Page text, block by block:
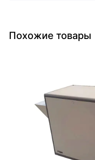
Похожие товары